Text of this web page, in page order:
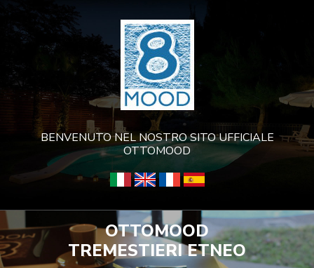
BENVENUTO NEL NOSTRO SITO UFFICIALE
OTTOMOOD
OTTOMOOD
TREMESTIERI ETNEO